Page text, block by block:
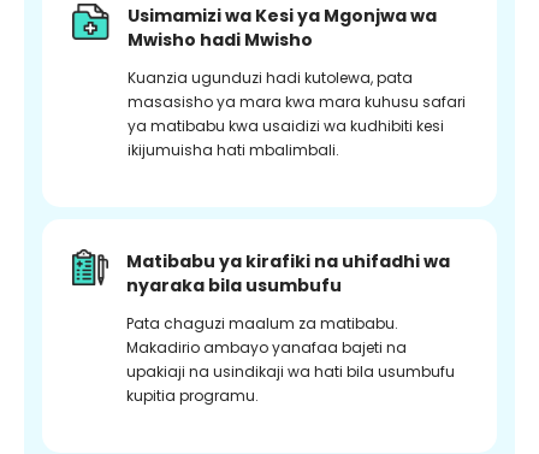
Usimamizi wa Kesi ya Mgonjwa wa
Mwisho hadi Mwisho
Kuanzia ugunduzi hadi kutolewa, pata
masasisho ya mara kwa mara kuhusu safari
ya matibabu kwa usaidizi wa kudhibiti kesi
ikijumuisha hati mbalimbali.
Matibabu ya kirafiki na uhifadhi wa
nyaraka bila usumbufu
Pata chaguzi maalum za matibabu.
Makadirio ambayo yanafaa bajeti na
upakiaji na usindikaji wa hati bila usumbufu
kupitia programu.